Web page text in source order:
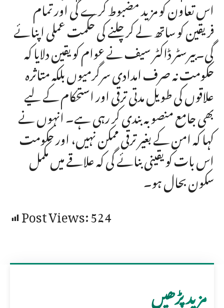
اس تعاون کو مزید مضبوط کرے گی اور تمام
فریقین کو ساتھ لے کر چلنے کی حکمت عملی اپنائے
گی۔بیرسٹر ڈاکٹر سیف نے عوام کو یقین دلایا کہ
حکومت نہ صرف امدادی سرگرمیوں بلکہ متاثرہ
علاقوں کی طویل مدتی ترقی اور استحکام کے لیے
بھی جامع منصوبہ بندی کر رہی ہے۔ انہوں نے
کہا کہ امن کے بغیر ترقی ممکن نہیں، اور حکومت
اس بات کو یقینی بنائے گی کہ علاقے میں مکمل
سکون بحال ہو۔
Post Views:524
مزید پڑھیں